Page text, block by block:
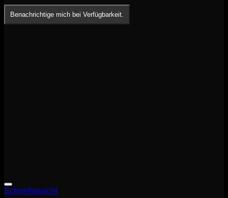
Benachrichtige mich bei Verfügbarkeit.
Schnellansicht